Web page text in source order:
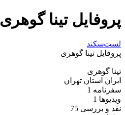
پروفایل تینا گوهری
لست‌سکند
پروفایل تینا گوهری
تینا گوهری
ایران استان تهران
سفرنامه 1
ویدیو‌ها 1
نقد و بررسی 75